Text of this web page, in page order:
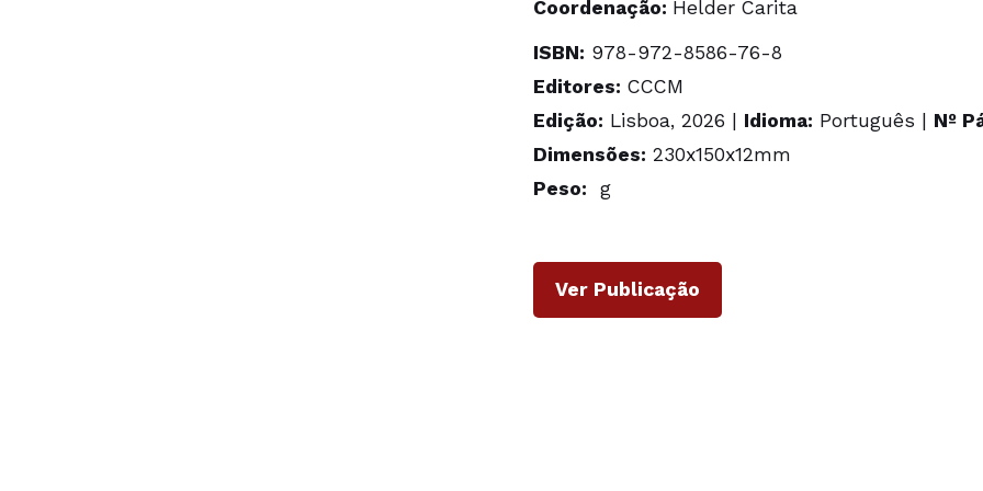
Coordenação: Helder Carita
ISBN: 978-972-8586-76-8
Editores: CCCM
Edição: Lisboa, 2026 | Idioma: Português | Nº
Dimensões: 230x150x12mm
Peso: g
Ver Publicação